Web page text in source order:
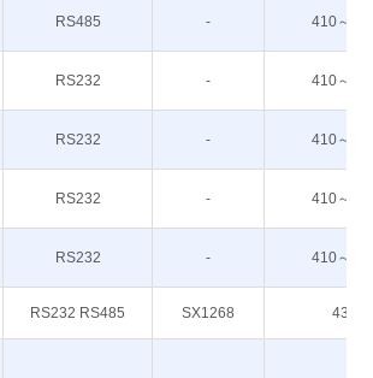
RS485 - 410～
RS232 - 410～
RS232 - 410～
RS232 - 410～
RS232 - 410～
RS232 RS485 SX1268 433M